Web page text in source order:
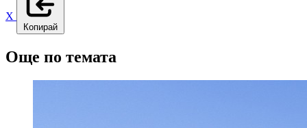
X
Копирай
Още по темата